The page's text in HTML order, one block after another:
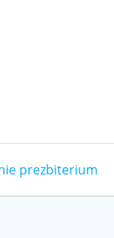
prezbiterium